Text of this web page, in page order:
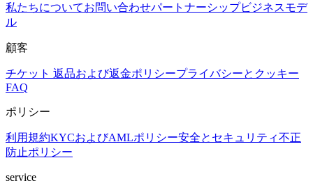
私たちについてお問い合わせパートナーシップビジネスモデ
ル
顧客
チケット 返品および返金ポリシープライバシーとクッキー
FAQ
ポリシー
利用規約KYCおよびAMLポリシー安全とセキュリティ不正
防止ポリシー
service